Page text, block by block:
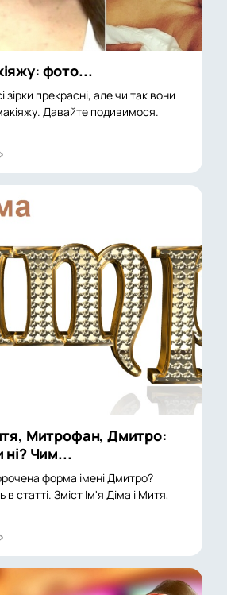
фото...
зірки прекрасні, але чи так вони
Давайте подивимося.
Митрофан, Дмитро:
ні? Чим...
форма імені Дмитро?
в статті. Зміст Ім'я Діма і Митя,